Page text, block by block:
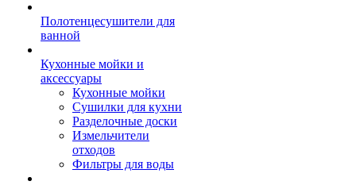
Полотенцесушители для
ванной
Кухонные мойки и
аксессуары
Кухонные мойки
Сушилки для кухни
Разделочные доски
Измельчители
отходов
Фильтры для воды